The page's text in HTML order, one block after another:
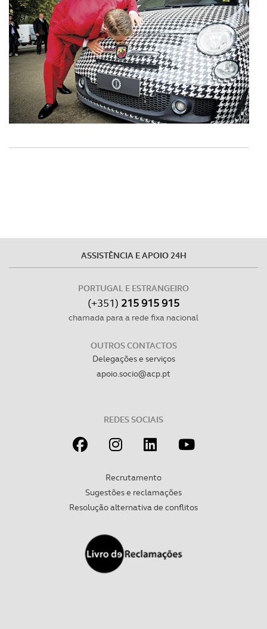
ASSISTÊNCIA E APOIO 24H
PORTUGAL E ESTRANGEIRO
(+351) 215 915 915
chamada para a rede fixa nacional
OUTROS CONTACTOS
Delegações e serviços
apoio.socio@acp.pt
REDES SOCIAIS
Recrutamento
Sugestões e reclamações
Resolução alternativa de conflitos